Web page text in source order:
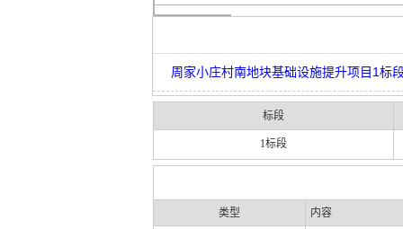
周家小庄村南地块基础设施提升项目1标
标段
1标段
类型 内容